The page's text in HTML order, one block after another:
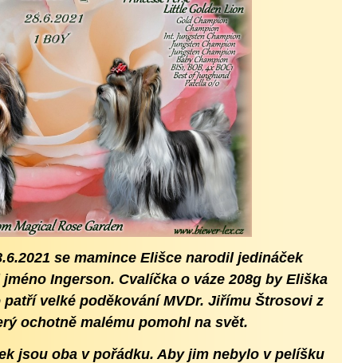
se mamince Elišce narodil jedináček
Ingerson. Cvalíčka o váze 208g by Eliška
velké poděkování MVDr. Jiřímu Štrosovi z
ochotně malému pomohl na svět.
jsou oba v pořádku. Aby jim nebylo v pelíšku